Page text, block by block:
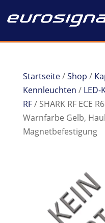
Startseite/Shop /
Kennleuchten / LED-
RF/ SHARK RF ECE
Warnfarbe Gelb,
Magnetbefestigung